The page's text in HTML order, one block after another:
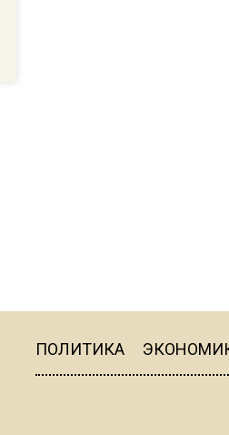
ПОЛИТИКА